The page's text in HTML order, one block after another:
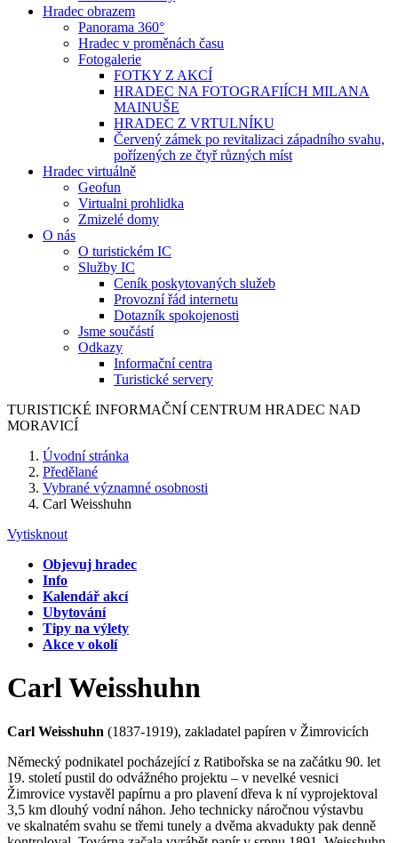
Hradec obrazem
Panorama 360°
Hradec v proměnách času
Fotogalerie
FOTKY Z AKCÍ
HRADEC NA FOTOGRAFIÍCH MILANA
MAINUŠE
HRADEC Z VRTULNÍKU
Červený zámek po revitalizaci západního svahu,
pořízených ze čtyř různých míst
Hradec virtuálně
Geofun
Virtualni prohlidka
Zmizelé domy
O nás
O turistickém IC
Služby IC
Ceník poskytovaných služeb
Provozní řád internetu
Dotazník spokojenosti
Jsme součástí
Odkazy
Informační centra
Turistické servery
TURISTICKÉ INFORMAČNÍ CENTRUM HRADEC NAD
MORAVICÍ
Úvodní stránka
Předělané
Vybrané významné osobnosti
Carl Weisshuhn
Vytisknout
Objevuj hradec
Info
Kalendář akcí
Ubytování
Tipy na výlety
Akce v okolí
Carl Weisshuhn
Carl Weisshuhn (1837-1919), zakladatel papíren v Žimrovicích
Německý podnikatel pocházející z Ratibořska se na začátku 90. let
19. století pustil do odvážného projektu – v nevelké vesnici
Žimrovice vystavěl papírnu a pro plavení dřeva k ní vyprojektoval
3,5 km dlouhý vodní náhon. Jeho technicky náročnou výstavbu
ve skalnatém svahu se třemi tunely a dvěma akvadukty pak denně